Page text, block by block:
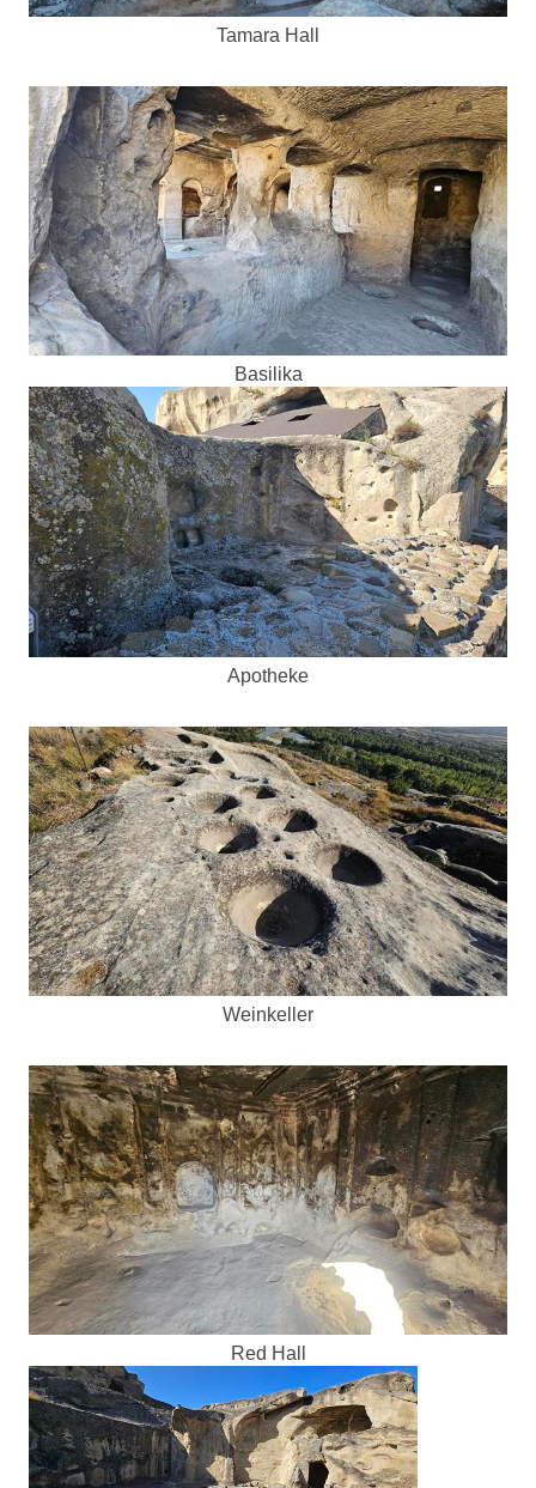
Tamara Hall
Basilika
Apotheke
Weinkeller
Red Hall